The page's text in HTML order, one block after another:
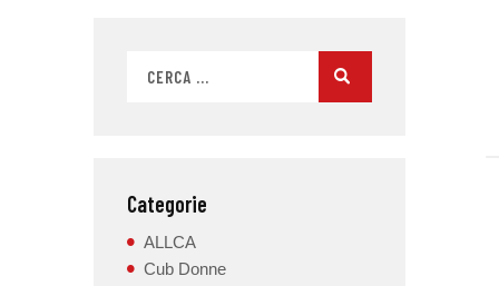
Categorie
ALLCA
Cub Donne